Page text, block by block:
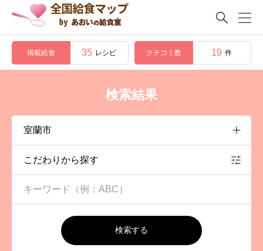

掲載給食 35 レシピ クチコミ数 19 件
検索結果
こだわりから探す
検索する